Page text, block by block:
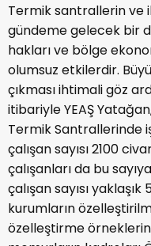
Termik santrallerin ve
gündeme gelecek bir
hakları ve bölge
olumsuz etkilerdir.
çıkması ihtimali göz
itibariyle YEAŞ
Termik Santrallerinde
çalışan sayısı 2100
çalışanları da bu
çalışan sayısı
kurumların
özelleştirme